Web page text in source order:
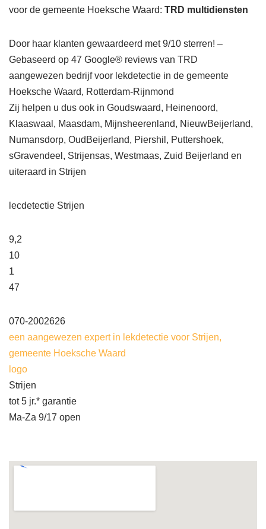
voor de gemeente Hoeksche Waard: TRD multidiensten
Door haar klanten gewaardeerd met 9/10 sterren! –
Gebaseerd op 47 Google® reviews van TRD
aangewezen bedrijf voor lekdetectie in de gemeente
Hoeksche Waard, Rotterdam-Rijnmond
Zij helpen u dus ook in Goudswaard, Heinenoord,
Klaaswaal, Maasdam, Mijnsheerenland, NieuwBeijerland,
Numansdorp, OudBeijerland, Piershil, Puttershoek,
sGravendeel, Strijensas, Westmaas, Zuid Beijerland en
uiteraard in Strijen
lecdetectie Strijen
9,2
10
1
47
070-2002626
een aangewezen expert in lekdetectie voor Strijen,
gemeente Hoeksche Waard
logo
Strijen
tot 5 jr.* garantie
Ma-Za 9/17 open